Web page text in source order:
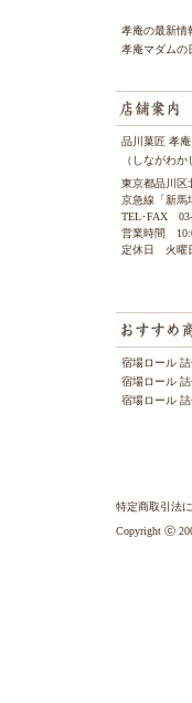
孝庵の最新情
孝庵マダムの
品川菓匠 孝
（しながわか
東京都品川区
京急線「新馬
TEL･FAX 03-
営業時間
定休日 火曜
宿場ロール 詰
宿場ロール
宿場ロール
特定商取引法
Copyright ⓒ